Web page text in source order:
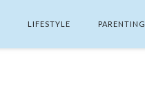
LIFESTYLE PARENTING